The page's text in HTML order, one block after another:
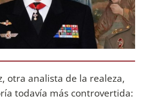
otra analista de la realeza,
todavía más controvertida: